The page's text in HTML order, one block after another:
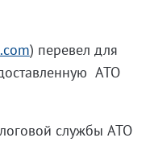
) перевел для
ATO
службы ATO